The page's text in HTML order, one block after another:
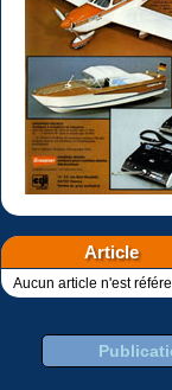
Article
Aucun article n'est